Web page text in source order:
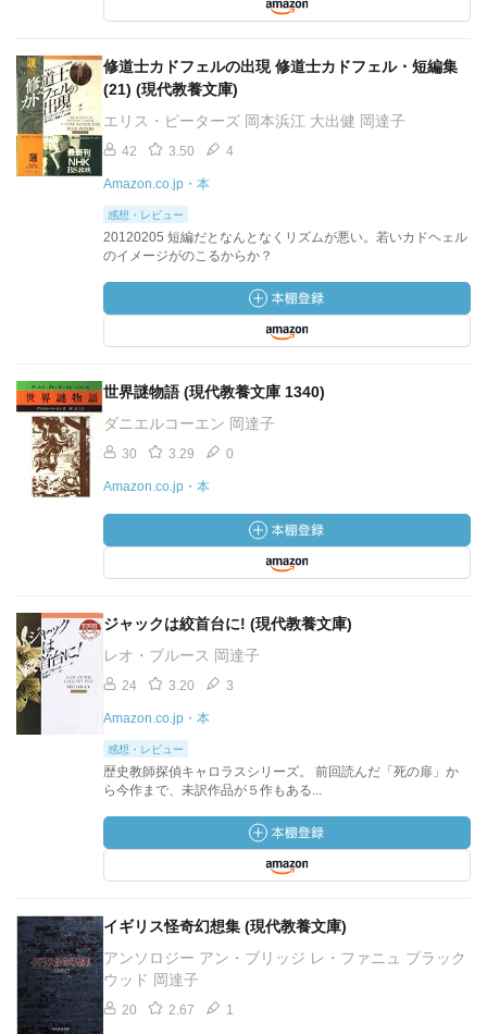
修道士カドフェルの出現 修道士カドフェル・短編集
(21) (現代教養文庫)
エリス・ピーターズ 岡本浜江 大出健 岡達子
42 3.50 4
Amazon.co.jp・本
感想・レビュー
20120205 短編だとなんとなくリズムが悪い。若いカドヘェル
のイメージがのこるからか？
世界謎物語 (現代教養文庫 1340)
ダニエルコーエン 岡達子
30 3.29 0
Amazon.co.jp・本
ジャックは絞首台に! (現代教養文庫)
レオ・ブルース 岡達子
24 3.20 3
Amazon.co.jp・本
感想・レビュー
歴史教師探偵キャロラスシリーズ。 前回読んだ「死の扉」か
ら今作まで、未訳作品が５作もある...
イギリス怪奇幻想集 (現代教養文庫)
アンソロジー アン・ブリッジ レ・ファニュ ブラック
ウッド 岡達子
20 2.67 1